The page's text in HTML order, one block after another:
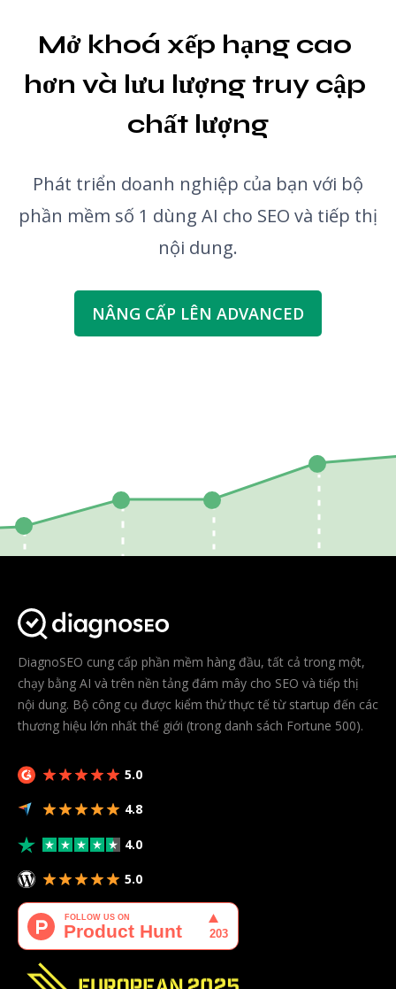
Mở khoá xếp hạng cao
hơn và lưu lượng truy cập
chất lượng
Phát triển doanh nghiệp của bạn với bộ
phần mềm số 1 dùng AI cho SEO và tiếp thị
nội dung.
NÂNG CẤP LÊN ADVANCED
DiagnoSEO cung cấp phần mềm hàng đầu, tất cả trong một,
chạy bằng AI và trên nền tảng đám mây cho SEO và tiếp thị
nội dung. Bộ công cụ được kiểm thử thực tế từ startup đến các
thương hiệu lớn nhất thế giới (trong danh sách Fortune 500).
5.0
4.8
4.0
5.0